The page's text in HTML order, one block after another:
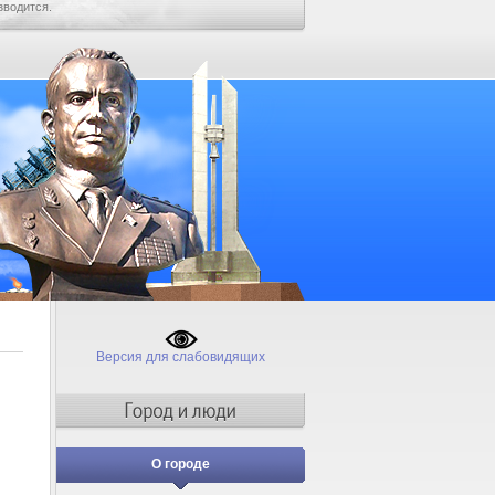
Версия для слабовидящих
О городе